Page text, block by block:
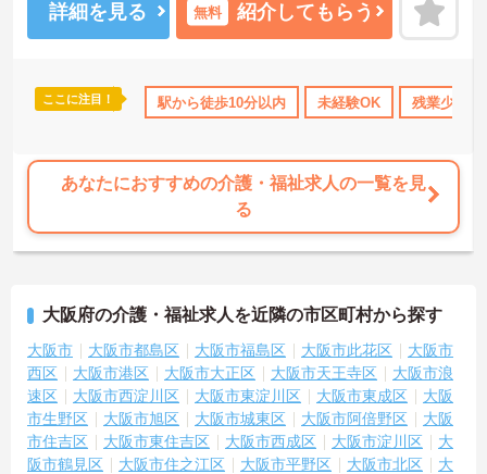
ボーナス・賞与あり 社会保険完備 交通費支給
◆部署や施設を超えてスタッフ同士で「ありがとう」のバッジを送
り合える「サンクスバッジ」制度があります。社内全体で毎月1万50
ので、壁にぶつかっても安心して相談できるあたたかい雰囲気で
す。
司と面談を行うことで、自身の成長をしっかり実感しながら働けま
詳細を見る 無料 紹介してもらう
ここに注目！ 駅から徒歩10分以内 未経験OK 残業少なめ
あなたにおすすめの介護・福祉求人の一覧を見
る
大阪府の介護・福祉求人を近隣の市区町村から探す
大阪市 大阪市都島区 大阪市福島区 大阪市此花区
大阪市
西区
大阪市港区 大阪市大正区 大阪市天王寺区
大阪市浪
速区
大阪市西淀川区 大阪市東淀川区 大阪市東成区
大阪
市生野区
大阪市旭区 大阪市城東区 大阪市阿倍野区
大阪
市住吉区
大阪市東住吉区 大阪市西成区 大阪市淀川区
大
阪市鶴見区
大阪市住之江区 大阪市平野区 大阪市北区
大